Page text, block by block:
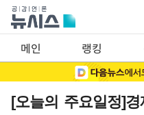
메인 랭킹
[오늘의 주요일정]경